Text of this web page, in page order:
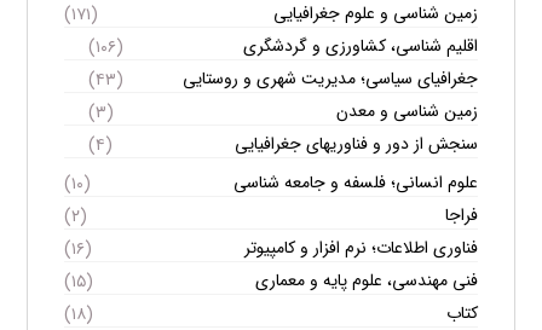
زمین شناسی و علوم جغرافیایی
(۱۷۱)
اقلیم شناسی، کشاورزی و گردشگری
(۱۰۶)
جغرافیای سیاسی؛ مدیریت شهری و روستایی
(۴۳)
زمین شناسی و معدن
(۳)
سنجش از دور و فناوریهای جغرافیایی
(۴)
علوم انسانی؛ فلسفه و جامعه شناسی
(۱۰)
فراجا
(۲)
فناوری اطلاعات؛ نرم افزار و کامپیوتر
(۱۶)
فنی مهندسی، علوم پایه و معماری
(۱۵)
کتاب
(۱۸)